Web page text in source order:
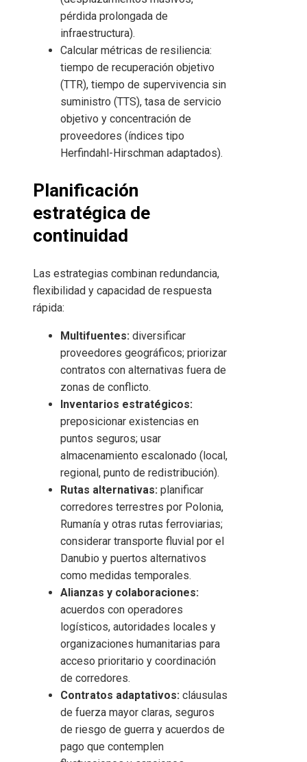
pérdida prolongada de
infraestructura).
Calcular métricas de resiliencia:
tiempo de recuperación objetivo
(TTR), tiempo de supervivencia sin
suministro (TTS), tasa de servicio
objetivo y concentración de
proveedores (índices tipo
Herfindahl-Hirschman adaptados).
Planificación
estratégica de
continuidad
Las estrategias combinan redundancia,
flexibilidad y capacidad de respuesta
rápida:
Multifuentes: diversificar
proveedores geográficos; priorizar
contratos con alternativas fuera de
zonas de conflicto.
Inventarios estratégicos:
preposicionar existencias en
puntos seguros; usar
almacenamiento escalonado (local,
regional, punto de redistribución).
Rutas alternativas: planificar
corredores terrestres por Polonia,
Rumanía y otras rutas ferroviarias;
considerar transporte fluvial por el
Danubio y puertos alternativos
como medidas temporales.
Alianzas y colaboraciones:
acuerdos con operadores
logísticos, autoridades locales y
organizaciones humanitarias para
acceso prioritario y coordinación
de corredores.
Contratos adaptativos: cláusulas
de fuerza mayor claras, seguros
de riesgo de guerra y acuerdos de
pago que contemplen